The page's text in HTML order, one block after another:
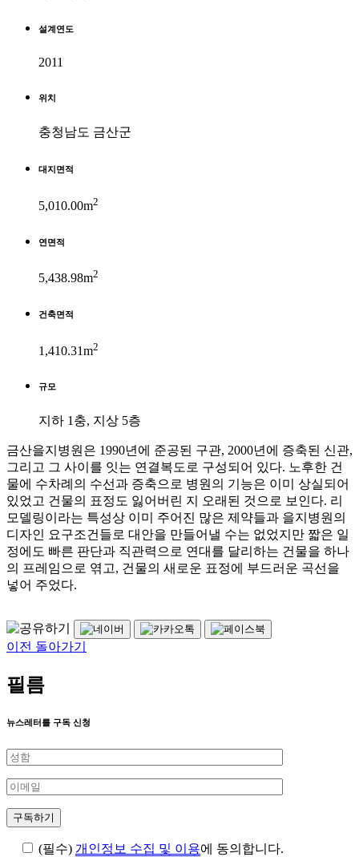
설계연도
2011
위치
충청남도 금산군
대지면적
5,010.00m2
연면적
5,438.98m2
건축면적
1,410.31m2
규모
지하 1충, 지상 5층
금산을지병원은 1990년에 준공된 구관, 2000년에 증축된 신관,
그리고 그 사이를 잇는 연결복도로 구성되어 있다. 노후한 건
물에 수차례의 수선과 증축으로 병원의 기능은 이미 상실되어
있었고 건물의 표정도 잃어버린 지 오래된 것으로 보인다. 리
모델링이라는 특성상 이미 주어진 많은 제약들과 을지병원의
디자인 요구조건들로 대안을 만들어낼 수는 없었지만 짧은 일
정에도 빠른 판단과 직관력으로 연대를 달리하는 건물을 하나
의 프레임으로 엮고, 건물의 새로운 표정에 부드러운 곡선을
넣어 주었다.
이전 돌아가기
필름
뉴스레터를 구독 신청
(필수) 개인정보 수집 및 이용에 동의합니다.